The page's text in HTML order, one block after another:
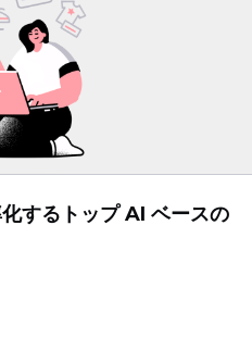
するトップ AI ベースの